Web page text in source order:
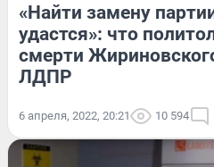
«Найти замену
удастся»: что
смерти
ЛДПР
6 апреля, 2022, 20:21 10 594